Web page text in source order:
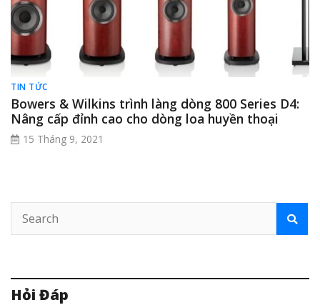
TIN TỨC
Bowers & Wilkins trình làng dòng 800 Series D4:
Nâng cấp đỉnh cao cho dòng loa huyền thoại
15 Tháng 9, 2021
Hỏi Đáp